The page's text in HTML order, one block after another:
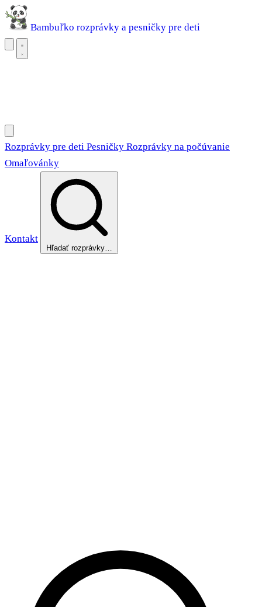
Bambuľko rozprávky a pesničky pre deti
Rozprávky pre deti Pesničky Rozprávky na počúvanie
Omaľovánky
Kontakt
Hľadať rozprávky…